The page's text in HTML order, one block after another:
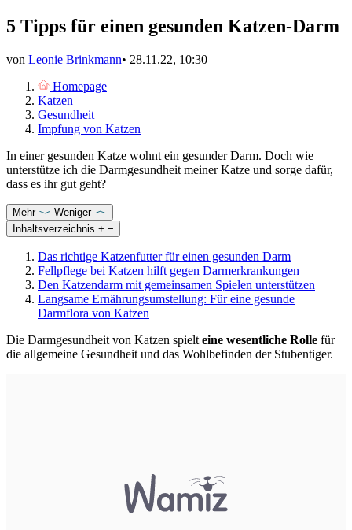
5 Tipps für einen gesunden Katzen-Darm
von Leonie Brinkmann• 28.11.22, 10:30
Homepage
Katzen
Gesundheit
Impfung von Katzen
In einer gesunden Katze wohnt ein gesunder Darm. Doch wie
unterstütze ich die Darmgesundheit meiner Katze und sorge dafür,
dass es ihr gut geht?
Mehr
Weniger
Inhaltsverzeichnis + −
Das richtige Katzenfutter für einen gesunden Darm
Fellpflege bei Katzen hilft gegen Darmerkrankungen
Den Katzendarm mit gemeinsamen Spielen unterstützen
Langsame Ernährungsumstellung: Für eine gesunde
Darmflora von Katzen
Die Darmgesundheit von Katzen spielt eine wesentliche Rolle für
die allgemeine Gesundheit und das Wohlbefinden der Stubentiger.